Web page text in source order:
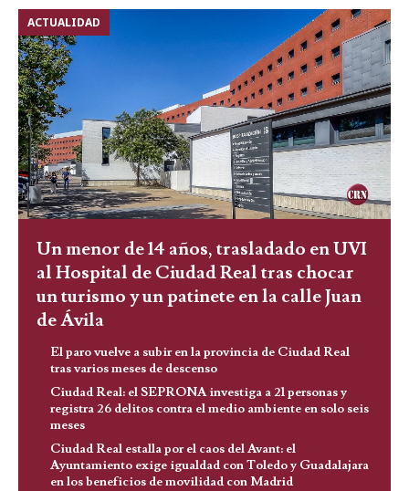
ACTUALIDAD
Un menor de 14 años, trasladado en UVI
al Hospital de Ciudad Real tras chocar
un turismo y un patinete en la calle Juan
de Ávila
El paro vuelve a subir en la provincia de Ciudad Real
tras varios meses de descenso
Ciudad Real: el SEPRONA investiga a 21 personas y
registra 26 delitos contra el medio ambiente en solo seis
meses
Ciudad Real estalla por el caos del Avant: el
Ayuntamiento exige igualdad con Toledo y Guadalajara
en los beneficios de movilidad con Madrid